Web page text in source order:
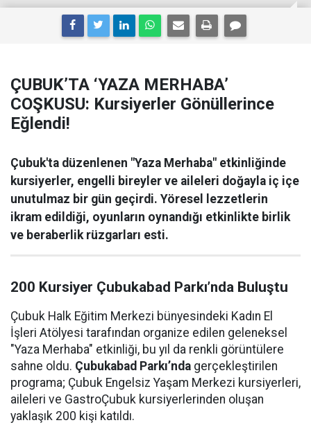
ÇUBUK’TA ‘YAZA MERHABA’
COŞKUSU: Kursiyerler Gönüllerince
Eğlendi!
Çubuk'ta düzenlenen "Yaza Merhaba" etkinliğinde
kursiyerler, engelli bireyler ve aileleri doğayla iç içe
unutulmaz bir gün geçirdi. Yöresel lezzetlerin
ikram edildiği, oyunların oynandığı etkinlikte birlik
ve beraberlik rüzgarları esti.
200 Kursiyer Çubukabad Parkı’nda Buluştu
Çubuk Halk Eğitim Merkezi bünyesindeki Kadın El
İşleri Atölyesi tarafından organize edilen geleneksel
"Yaza Merhaba" etkinliği, bu yıl da renkli görüntülere
sahne oldu. Çubukabad Parkı’nda gerçekleştirilen
programa; Çubuk Engelsiz Yaşam Merkezi kursiyerleri,
aileleri ve GastroÇubuk kursiyerlerinden oluşan
yaklaşık 200 kişi katıldı.